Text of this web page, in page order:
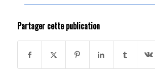
Partager cette publication